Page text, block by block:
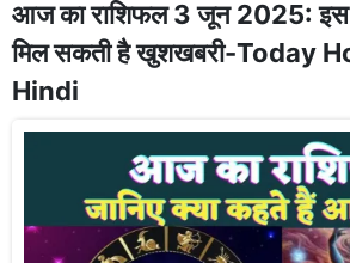
आज का राशिफल 3 जून 2025: इस
मिल सकती है खुशखबरी-Today
Hindi